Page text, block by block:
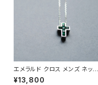
エメラルド クロス メンズ ネック
レス シルバー925
¥13,800